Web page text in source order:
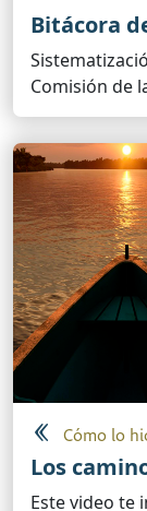
Bitácora
Comisión de
Cómo lo
Los
Este video te